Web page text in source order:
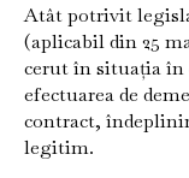
Atât potrivit
(aplicabil din 25
cerut în situația în
efectuarea de
contract,
legitim.